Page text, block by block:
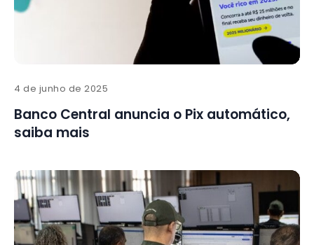
4 de junho de 2025
Banco Central anuncia o Pix automático,
saiba mais